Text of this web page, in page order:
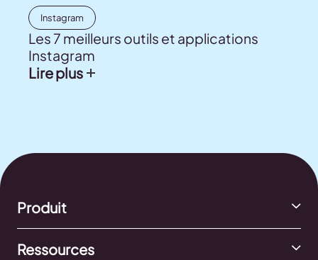
Instagram
Les 7 meilleurs outils et applications
Instagram
Lire plus
Produit
Ressources